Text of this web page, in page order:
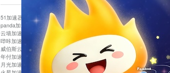
51加速器 bitznet hidecat i7加速器
kuai500
panda加速器
snap加速器 vp加速器
中信加速器
云墙加速器
云速加速器
哔咔加速器
哔咔哔咔加速器 喵云 回锅肉加速器
威伯斯云
小明加速器 小蓝鸟加速器
布谷vp加速器
年付加速器
心阶云 快连 怎么上外网
易飞加速器
月光加速器
机场加速器 松果云 梯子加速器